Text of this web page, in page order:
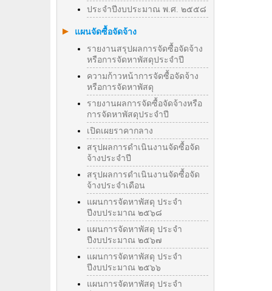
ประจำปีงบประมาณ พ.ศ. ๒๕๕๘
แผนจัดซื้อจัดจ้าง
รายงานสรุปผลการจัดซื้อจัดจ้าง
หรือการจัดหาพัสดุประจำปี
ความก้าวหน้าการจัดซื้อจัดจ้าง
หรือการจัดหาพัสดุ
รายงานผลการจัดซื้อจัดจ้างหรือ
การจัดหาพัสดุประจําปี
เปิดเผยราคากลาง
สรุปผลการดำเนินงานจัดซื้อจัด
จ้างประจำปี
สรุปผลการดำเนินงานจัดซื้อจัด
จ้างประจำเดือน
แผนการจัดหาพัสดุ ประจำ
ปีงบประมาณ ๒๕๖๘
แผนการจัดหาพัสดุ ประจำ
ปีงบประมาณ ๒๕๖๗
แผนการจัดหาพัสดุ ประจำ
ปีงบประมาณ ๒๕๖๖
แผนการจัดหาพัสดุ ประจำ